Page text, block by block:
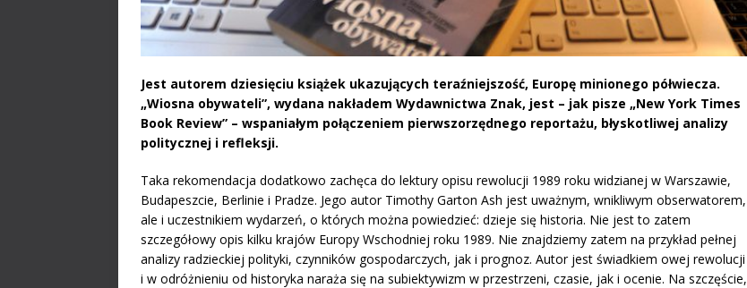
Jest autorem dziesięciu książek ukazujących teraźniejszość, Europę minionego półwiecza.
„Wiosna obywateli”, wydana nakładem Wydawnictwa Znak, jest – jak pisze „New York Times
Book Review” – wspaniałym połączeniem pierwszorzędnego reportażu, błyskotliwej analizy
politycznej i refleksji.
Taka rekomendacja dodatkowo zachęca do lektury opisu rewolucji 1989 roku widzianej w Warszawie,
Budapeszcie, Berlinie i Pradze. Jego autor Timothy Garton Ash jest uważnym, wnikliwym obserwatorem,
ale i uczestnikiem wydarzeń, o których można powiedzieć: dzieje się historia. Nie jest to zatem
szczegółowy opis kilku krajów Europy Wschodniej roku 1989. Nie znajdziemy zatem na przykład pełnej
analizy radzieckiej polityki, czynników gospodarczych, jak i prognoz. Autor jest świadkiem owej rewolucji
i w odróżnieniu od historyka naraża się na subiektywizm w przestrzeni, czasie, jak i ocenie. Na szczęście,